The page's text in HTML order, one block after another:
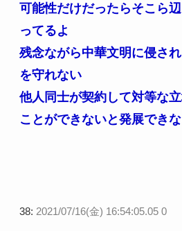
可能性だけだったらそこら
ってるよ
残念ながら中華文明に侵さ
を守れない
他人同士が契約して対等な
ことができないと発展でき
38: 2021/07/16(金) 16:54:05.05 0